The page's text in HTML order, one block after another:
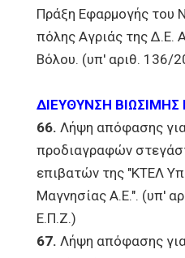
Πράξη Εφαρμογής του
πόλης Αγριάς της Δ.Ε.
Βόλου. (υπ' αριθ. 136/
ΔΙΕΥΘΥΝΣΗ ΒΙΩΣΙΜΗΣ
66. Λήψη απόφασης
προδιαγραφών
επιβατών της "ΚΤΕΛ
Μαγνησίας Α.Ε.". (υπ'
Ε.Π.Ζ.)
67. Λήψη απόφασης